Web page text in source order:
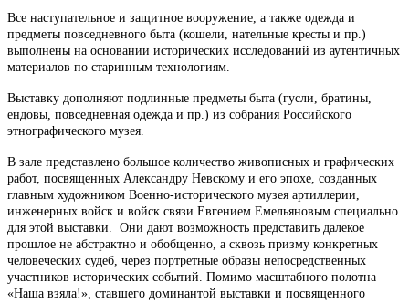
Все наступательное и защитное вооружение, а также одежда и
предметы повседневного быта (кошели, нательные кресты и пр.)
выполнены на основании исторических исследований из аутентичных
материалов по старинным технологиям.
Выставку дополняют подлинные предметы быта (гусли, братины,
ендовы, повседневная одежда и пр.) из собрания Российского
этнографического музея.
В зале представлено большое количество живописных и графических
работ, посвященных Александру Невскому и его эпохе, созданных
главным художником Военно-исторического музея артиллерии,
инженерных войск и войск связи Евгением Емельяновым специально
для этой выставки. Они дают возможность представить далекое
прошлое не абстрактно и обобщенно, а сквозь призму конкретных
человеческих судеб, через портретные образы непосредственных
участников исторических событий. Помимо масштабного полотна
«Наша взяла!», ставшего доминантой выставки и посвященного